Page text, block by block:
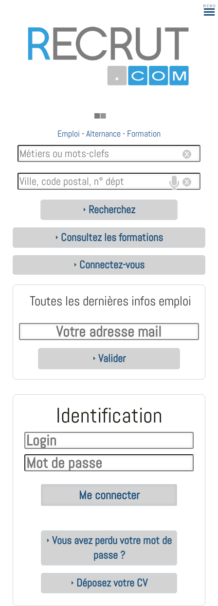
Emploi -Alternance - Formation
Recherchez
Consultez les formations
Connectez-vous
Toutes les dernières infos emploi
Valider
Identification
Vous avez perdu votre mot de
passe ?
Déposez votre CV